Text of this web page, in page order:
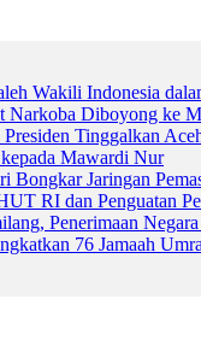
Wakili Indonesia
Narkoba Diboyong ke
Tinggalkan
Mawardi Nur
Bongkar Jaringan
RI dan Penguatan
Penerimaan
76 Jamaah